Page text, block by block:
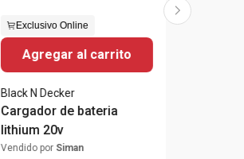
Exclusivo Online
Agregar al carrito
Black N Decker
Cargador de bateria
lithium 20v
Vendido por Siman